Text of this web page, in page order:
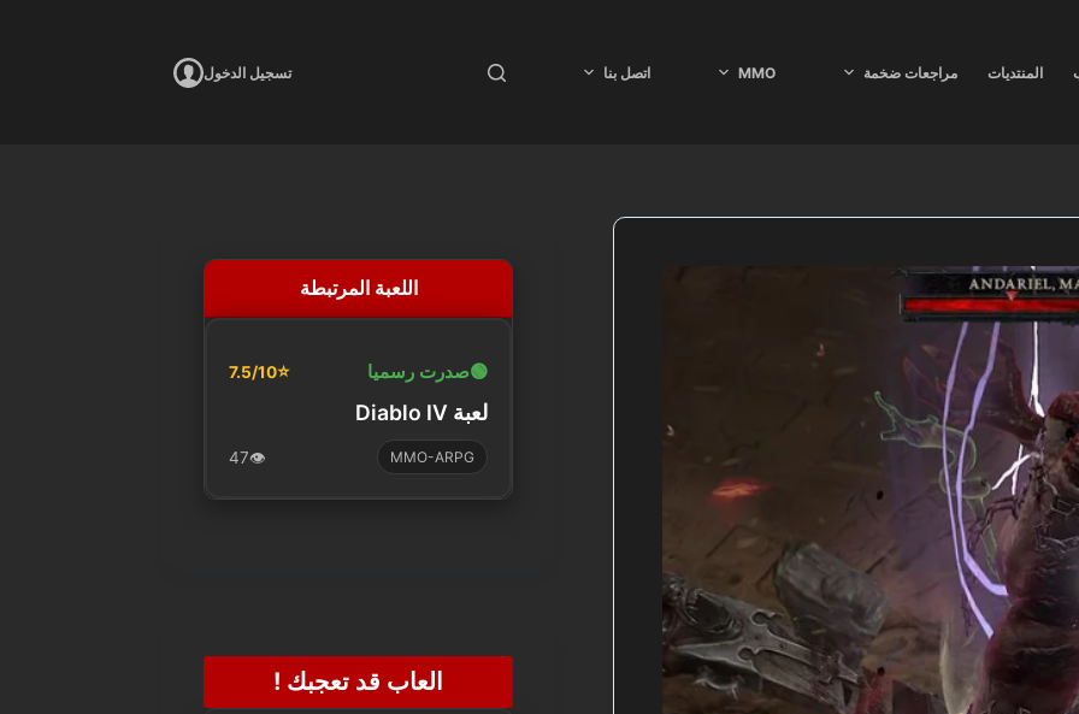
المنتديات مراجعات ضخمة MMO اتصل بنا تسجيل الدخول
اللعبة المرتبطة
🟢صدرت رسميا ⭐
7.5/10
لعبة Diablo IV
MMO-ARPG
👁️
47
العاب قد تعجبك !